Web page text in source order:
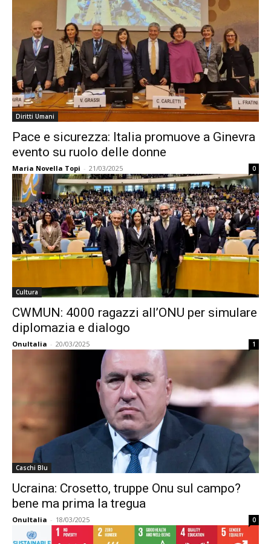
Diritti Umani
Pace e sicurezza: Italia promuove a Ginevra
evento su ruolo delle donne
Maria Novella Topi - 21/03/2025 0
Cultura
CWMUN: 4000 ragazzi all’ONU per simulare
diplomazia e dialogo
OnuItalia - 20/03/2025 1
Caschi Blu
Ucraina: Crosetto, truppe Onu sul campo?
bene ma prima la tregua
OnuItalia - 18/03/2025 0